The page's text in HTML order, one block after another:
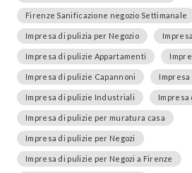
Firenze Sanificazione negozio Settimanale
Impresa di pulizia per Negozio
Impresa di pulizie Appartamenti
Impresa di pulizie Capannoni
Impresa di pulizie Industriali Impresa
Impresa di pulizie per muratura casa
Impresa di pulizie per Negozi
Impresa di pulizie per Negozi a Firenze